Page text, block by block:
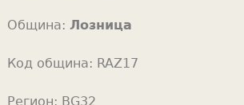
Община: Лозница
Код община: RAZ17
Регион: BG32